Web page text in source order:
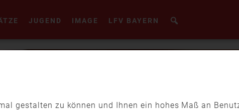
JUGEND IMAGE LFV BAYERN
gestalten zu können und Ihnen ein hohes Maß an